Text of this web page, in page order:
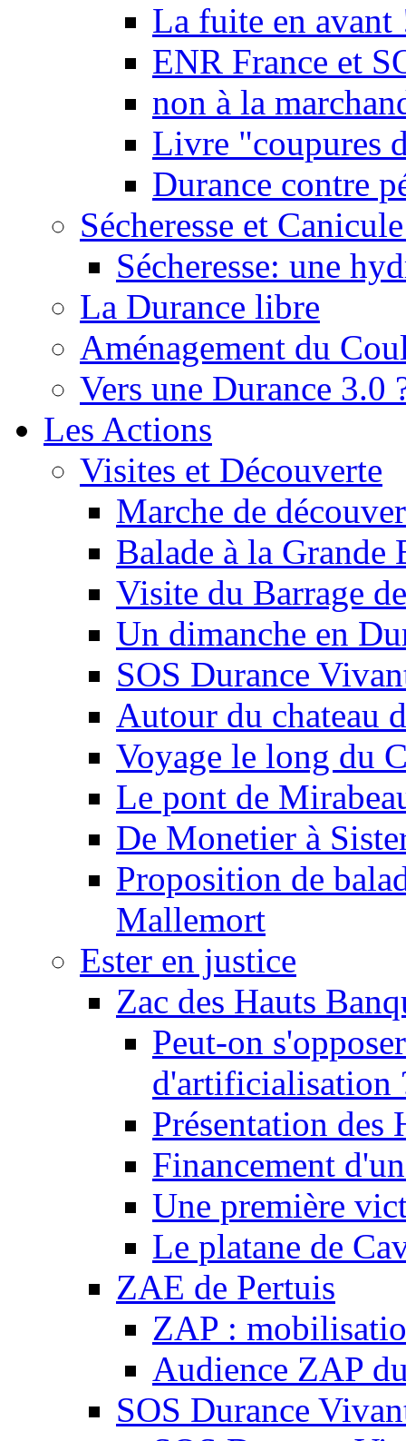
La fuite en avant
ENR France et
non à la
Livre "coupures
Durance contre
Sécheresse et
Sécheresse: une
La Durance libre
Aménagement du
Vers une Durance 3.0
Les Actions
Visites et Découverte
Marche de
Balade à la Grande
Visite du Barrage
Un dimanche en
SOS Durance
Autour du chateau
Voyage le long du
Le pont de
De Monetier à
Proposition de
Mallemort
Ester en justice
Zac des Hauts
Peut-on
d'artificialisation
Présentation des
Financement
Une première
Le platane de
ZAE de Pertuis
ZAP :
Audience ZAP
SOS Durance